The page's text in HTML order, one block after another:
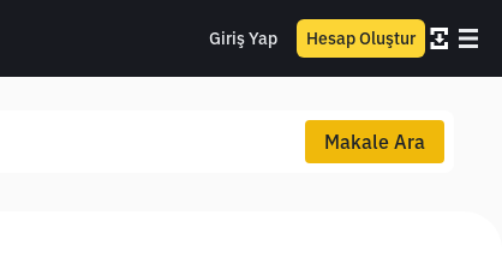
Giriş Yap Hesap Oluştur
Makale Ara